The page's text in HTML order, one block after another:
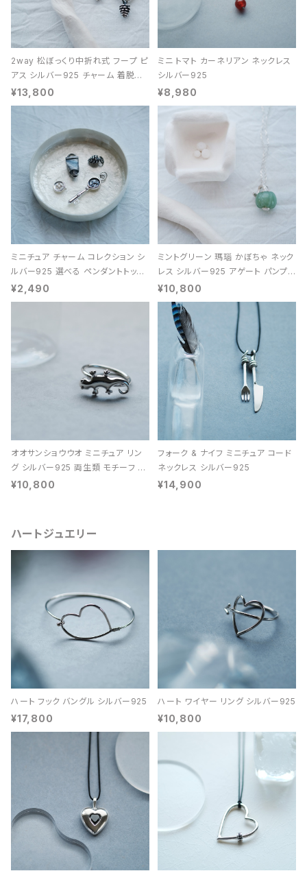
2way 松ぼっくり中折れ式 フープ ピ
アス シルバー925 チャーム 着脱可
能 レディース ユニセックス
¥13,800
ミニ トマト カーネリアン ネックレス
シルバー925
¥8,980
ミニチュア チャーム コレクション シ
ルバー925 選べる ペンダントトップ
レディース ユニセックス
¥2,490
ミントグリーン 瑪瑙 かぼちゃ ネック
レス シルバー925 アゲート パンプキ
ン 天然石 レディース
¥10,800
オオサンショウウオ ミニチュア リン
グ シルバー925 両生類 モチーフ レ
ディース ユニセックス
¥10,800
フォーク & ナイフ ミニチュア コード
ネックレス シルバー925
¥14,900
ハートジュエリー
ハート フック バングル シルバー925
¥17,800
ハート ワイヤー リング シルバー925
¥10,800